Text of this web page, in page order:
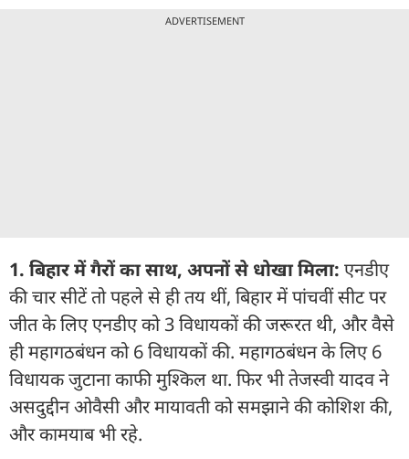
ADVERTISEMENT
1. बिहार में गैरों का साथ, अपनों से धोखा मिला: एनडीए
की चार सीटें तो पहले से ही तय थीं, बिहार में पांचवीं सीट पर
जीत के लिए एनडीए को 3 विधायकों की जरूरत थी, और वैसे
ही महागठबंधन को 6 विधायकों की. महागठबंधन के लिए 6
विधायक जुटाना काफी मुश्किल था. फिर भी तेजस्वी यादव ने
असदुद्दीन ओवैसी और मायावती को समझाने की कोशिश की,
और कामयाब भी रहे.